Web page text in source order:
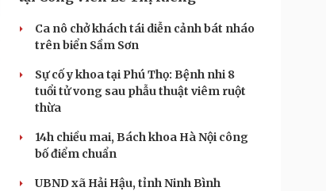
Ca nô chở khách tái diễn cảnh bát nháo
trên biển Sầm Sơn
Sự cố y khoa tại Phú Thọ: Bệnh nhi 8
tuổi tử vong sau phẫu thuật viêm ruột
thừa
14h chiều mai, Bách khoa Hà Nội công
bố điểm chuẩn
UBND xã Hải Hậu, tỉnh Ninh Bình